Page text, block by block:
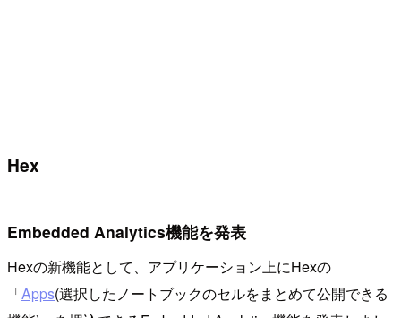
Hex
Embedded Analytics機能を発表
Hexの新機能として、アプリケーション上にHexの
「Apps(選択したノートブックのセルをまとめて公開できる